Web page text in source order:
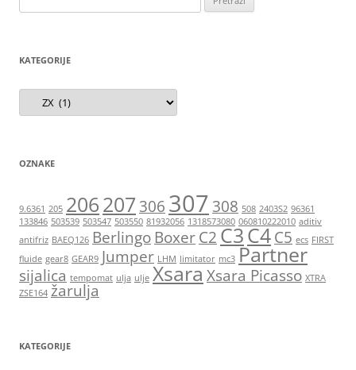
KATEGORIJE
Kategorije
OZNAKE
9.6361 205 206207 306 307 308 508 2403S2 96361
133846 503539 503547 503550 81932056 1318573080 060810222010 aditiv
antifriz BAEQ126 Berlingo BoxerC2C3C4C5 ecs FIRST
fluide gear8 GEAR9 Jumper LHM limitator mc3 Partner
sijalica tempomat ulja ulje Xsara Xsara Picasso XTRA
ZSE164 žarulja
KATEGORIJE